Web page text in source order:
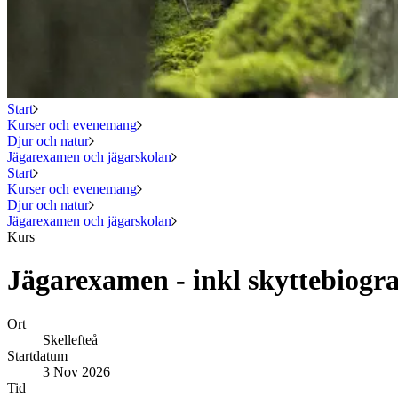
Start
Kurser och evenemang
Djur och natur
Jägarexamen och jägarskolan
Start
Kurser och evenemang
Djur och natur
Jägarexamen och jägarskolan
Kurs
Jägarexamen - inkl
Ort
Skellefteå
Startdatum
3 Nov 2026
Tid